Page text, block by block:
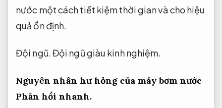
nước một cách tiết kiệm thời gian và cho hiệu
quả ổn định.
Đội ngũ.Đội ngũ giàu kinh nghiệm.
Nguyên nhân hư hỏng của máy bơm nước
Phản hồi nhanh.